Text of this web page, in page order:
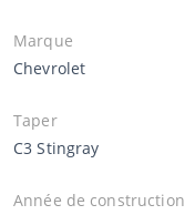
Marque
Chevrolet
Taper
C3 Stingray
Année de construction